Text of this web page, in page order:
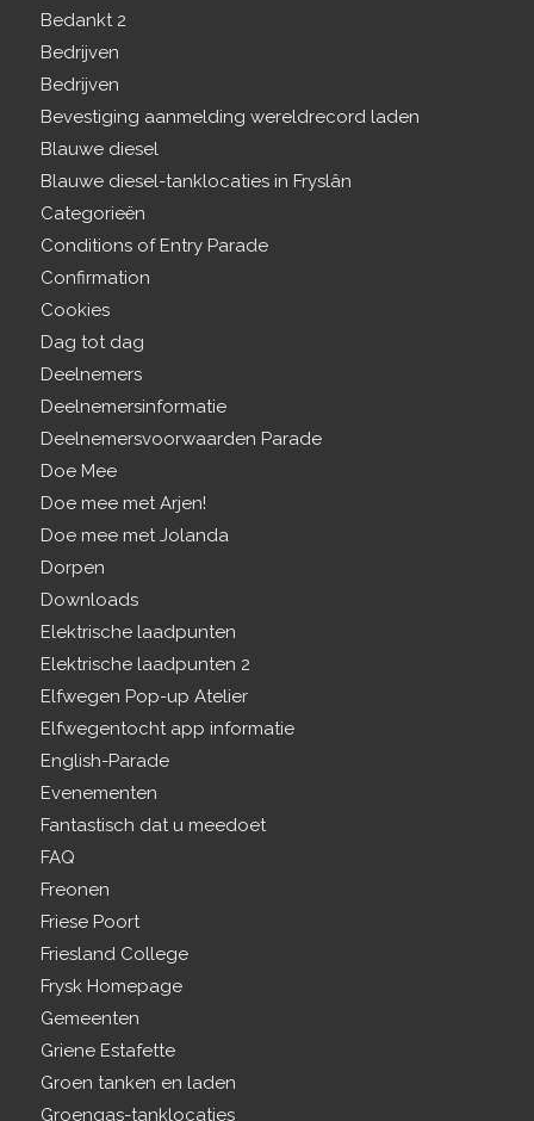
Bedankt 2
Bedrijven
Bedrijven
Bevestiging aanmelding wereldrecord laden
Blauwe diesel
Blauwe diesel-tanklocaties in Fryslân
Categorieën
Conditions of Entry Parade
Confirmation
Cookies
Dag tot dag
Deelnemers
Deelnemersinformatie
Deelnemersvoorwaarden Parade
Doe Mee
Doe mee met Arjen!
Doe mee met Jolanda
Dorpen
Downloads
Elektrische laadpunten
Elektrische laadpunten 2
Elfwegen Pop-up Atelier
Elfwegentocht app informatie
English-Parade
Evenementen
Fantastisch dat u meedoet
FAQ
Freonen
Friese Poort
Friesland College
Frysk Homepage
Gemeenten
Griene Estafette
Groen tanken en laden
Groengas-tanklocaties